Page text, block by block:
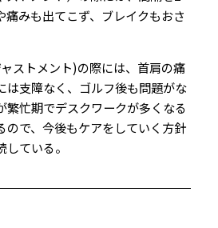
痛みも出てこず、ブレイクもおさ
ストメント)の際には、首肩の痛
は支障なく、ゴルフ後も問題がな
繁忙期でデスクワークが多くなる
ので、今後もケアをしていく方針
ている。